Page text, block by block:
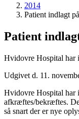
2014
Patient indlagt
Patient
Hvidovre Hospital har
Udgivet d. 11.
Hvidovre Hospital har
afkræftes/bekræftes.
så snart der er nye